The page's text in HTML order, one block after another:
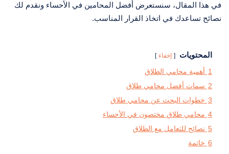
في هذا المقال، سنستعرض أفضل المحامين في الأحساء ونقدم لك
نصائح تساعدك في اتخاذ القرار المناسب.
المحتويات إخفاء
1
أهمية محامي الطلاق
2 سمات أفضل محامي طلاق
3 خطوات البحث عن محامي طلاق
4 محامي طلاق مختصون في الأحساء
5 نصائح للتعامل مع الطلاق
6 خاتمة